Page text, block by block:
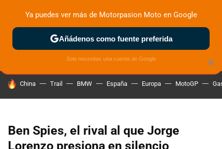
ZONA DE PRUEBAS DEPORTIVAS MOTOS ELÉCTRICAS
HOY SE HABLA DE
China Trail BMW España Europa MotoGP
Ben Spies, el rival al que Jorge
Lorenzo presiona en silencio
×
Ya puedes ver más de Motorpasion Moto en Google
Añádenos como fuente preferida
Solo necesitas una cuenta de Google